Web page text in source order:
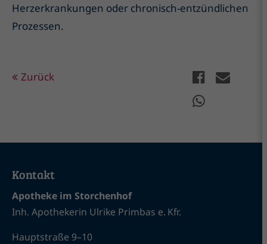
Herzerkrankungen oder chronisch-entzündlichen
Prozessen.
Zurück
Kontakt
Apotheke im Storchenhof
Inh. Apothekerin Ulrike Primbas e. Kfr.
Hauptstraße 9–10